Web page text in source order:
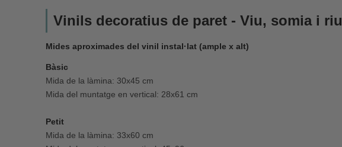
Vinils decoratius de paret - Viu, somia i riu
Mides aproximades del vinil instal·lat (ample x alt)
Bàsic
Mida de la làmina: 30x45 cm
Mida del muntatge en vertical: 28x61 cm
Petit
Mida de la làmina: 33x60 cm